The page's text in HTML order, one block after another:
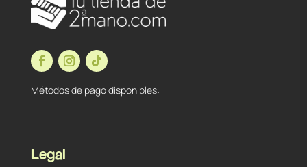
Métodos de pago disponibles:
Legal